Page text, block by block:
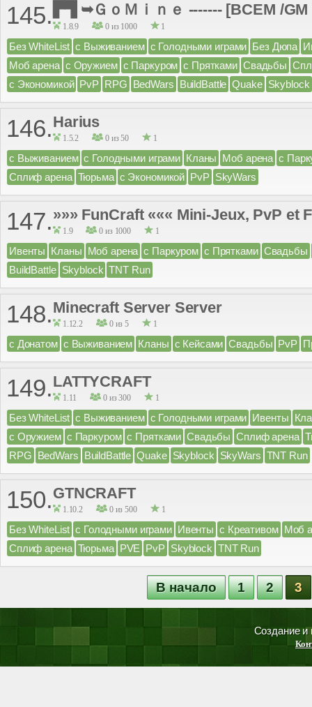
145. ▛▜ ➥ＧｏＭｉｎｅ ------- [BCEM /GM
1.8.9 0 из 1000 1
Без WhiteList с Выживанием с Голодными играми Без Дюпа
Моб арена с Оружием с Паркуром с Прятками Свадьбы
с Экономикой PvP RPG BedWars BuildBattle Quake Skyblock
146.Harius
1.5.2 0 из 50 1
с Выживанием с Голодными играми Кланы Моб арена с
Сплиф арена Тюрьма с Экономикой PvP SkyWars
147.»»» FunCraft ««« Mini-Jeux, PvP et
1.9 0 из 1000 1
Ивенты Кланы Моб арена с Паркуром с Прятками Свадьбы
BuildBattle Skyblock TNT Run
148.Minecraft Server Server
1.12.2 0 из 5 1
с Донатом с Выживанием Кланы с Кейсами Свадьбы PvP
149.LATTYCRAFT
1.11 0 из 300 1
Без WhiteList с Выживанием с Голодными играми Ивенты
с Оружием с Паркуром с Прятками Свадьбы Сплиф арена
RPG BedWars BuildBattle Quake Skyblock SkyWars TNT Run
150.GTNCRAFT
1.10.2 0 из 500 1
Без WhiteList с Голодными играми Ивенты с Креативом Моб
Сплиф арена Тюрьма PVE PvP Skyblock TNT Run
В начало 1 2 3
Создание и